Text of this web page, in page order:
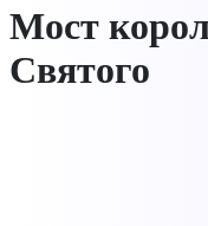
Мост
Святого